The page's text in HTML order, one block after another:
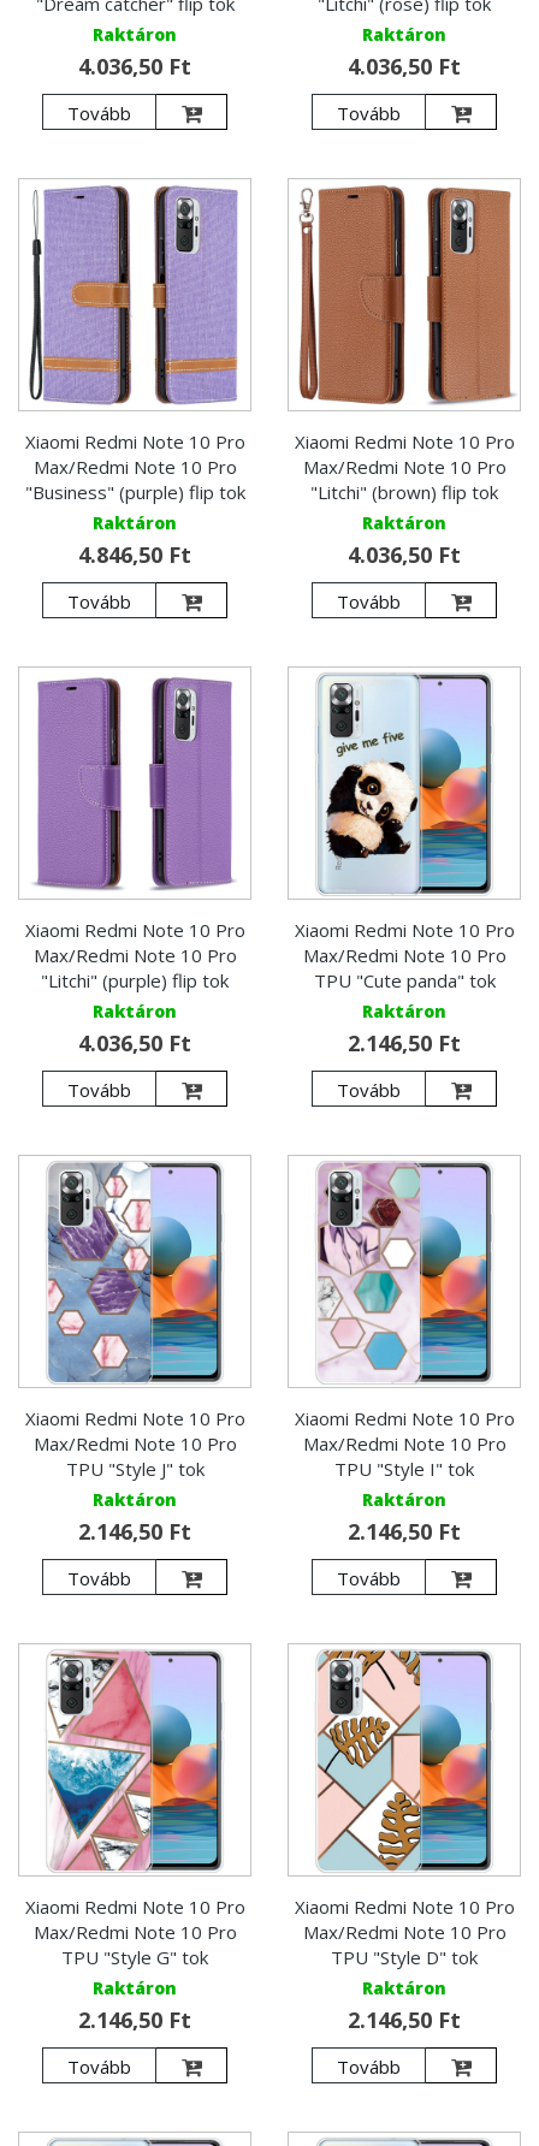
Raktáron
4.036,50 Ft
Tovább
Raktáron
4.036,50 Ft
Tovább
Xiaomi Redmi Note 10 Pro
Max/Redmi Note 10 Pro
"Business" (purple) flip tok
Raktáron
4.846,50 Ft
Tovább
Xiaomi Redmi Note 10 Pro
Max/Redmi Note 10 Pro
"Litchi" (brown) flip tok
Raktáron
4.036,50 Ft
Tovább
Xiaomi Redmi Note 10 Pro
Max/Redmi Note 10 Pro
"Litchi" (purple) flip tok
Raktáron
4.036,50 Ft
Tovább
Xiaomi Redmi Note 10 Pro
Max/Redmi Note 10 Pro
TPU "Cute panda" tok
Raktáron
2.146,50 Ft
Tovább
Xiaomi Redmi Note 10 Pro
Max/Redmi Note 10 Pro
TPU "Style J" tok
Raktáron
2.146,50 Ft
Tovább
Xiaomi Redmi Note 10 Pro
Max/Redmi Note 10 Pro
TPU "Style I" tok
Raktáron
2.146,50 Ft
Tovább
Xiaomi Redmi Note 10 Pro
Max/Redmi Note 10 Pro
TPU "Style G" tok
Raktáron
2.146,50 Ft
Tovább
Xiaomi Redmi Note 10 Pro
Max/Redmi Note 10 Pro
TPU "Style D" tok
Raktáron
2.146,50 Ft
Tovább